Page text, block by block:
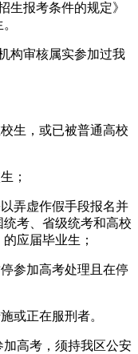
生报考条件的规定》
构审核属实参加过我
生，或已被普通高校
；
弄虚作假手段报名并
考、省级统考和高校
应届毕业生；
参加高考处理且在停
或正在服刑者。
加高考，须持我区公安